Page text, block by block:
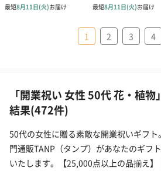
1 2 3 4
「開業祝い 女性 50代 花・植
結果(472件)
50代の女性に贈る素敵な開業祝いギフ
門通販TANP（タンプ）があなたのギフ
いたします。【25,000点以上の品揃え】